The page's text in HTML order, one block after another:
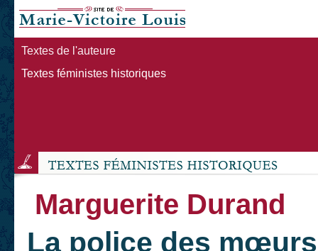
Textes de l'auteure
Textes féministes historiques
Marguerite Durand
La police des mœurs